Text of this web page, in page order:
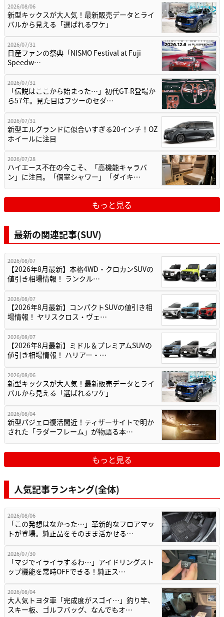
2026/08/06
新型キックスが大人気！最新販売データとライ
バルから見える「選ばれるワケ」
2026/07/31
日産ファンの祭典「NISMO Festival at Fuji
Speedw…
2026/07/31
「伝説はここから始まった…」初代GT-R登場か
ら57年。見た目はフツーのセダ…
2026/07/31
新型エルグランドに似合いすぎる20インチ！OZ
ホイールに注目
2026/07/28
ハイエース不在の今こそ、「高機能キャラバ
ン」に注目。「個室シャワー」「ダイキ…
もっと見る
最新の関連記事(SUV)
2026/08/07
【2026年8月最新】本格4WD・クロカンSUVの
値引き相場情報！ ランクル…
2026/08/07
【2026年8月最新】コンパクトSUVの値引き相
場情報！ ヤリスクロス・ヴェ…
2026/08/07
【2026年8月最新】ミドル＆プレミアムSUVの
値引き相場情報！ ハリアー・…
2026/08/06
新型キックスが大人気！最新販売データとライ
バルから見える「選ばれるワケ」
2026/08/04
新型パジェロ復活間近！ティザーサイトで明か
された「ラダーフレーム」が物語る本…
もっと見る
人気記事ランキング(全体)
2026/08/06
「この発想はなかった…」革新的なフロアマッ
トが登場。純正品をそのまま活かせる…
2026/07/30
「マジでイライラするわ…」アイドリングスト
ップ機能を常時OFFできる！純正ス…
2026/08/04
大人気トヨタ車「完成度がスゴイ…」釣り竿、
スキー板、ゴルフバッグ、なんでもオ…